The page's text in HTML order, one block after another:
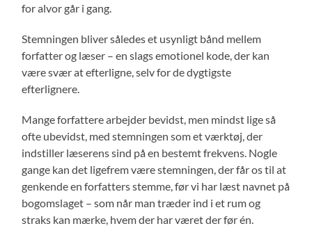
for alvor går i gang.
Stemningen bliver således et usynligt bånd mellem
forfatter og læser – en slags emotionel kode, der kan
være svær at efterligne, selv for de dygtigste
efterlignere.
Mange forfattere arbejder bevidst, men mindst lige så
ofte ubevidst, med stemningen som et værktøj, der
indstiller læserens sind på en bestemt frekvens. Nogle
gange kan det ligefrem være stemningen, der får os til at
genkende en forfatters stemme, før vi har læst navnet på
bogomslaget – som når man træder ind i et rum og
straks kan mærke, hvem der har været der før én.